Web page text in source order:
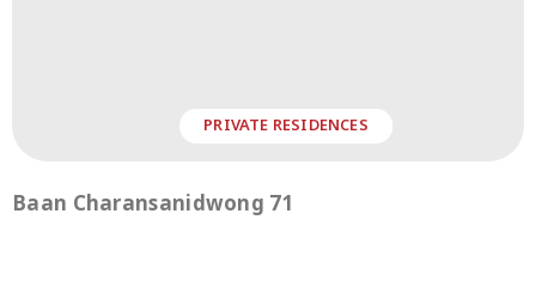
PRIVATE RESIDENCES
Baan Charansanidwong 71